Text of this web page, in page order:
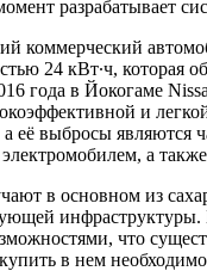
разрабатывает
коммерческий
24 кВт∙ч,
года в Йокогаме
и
а её выбросы
а
в основном из
что
в нем